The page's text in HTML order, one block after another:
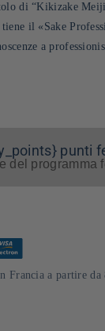
di “Kikizake
il «Sake
a
punti
del programma
Francia a partire